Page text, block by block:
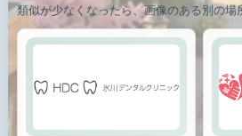
類似が少なくなったら、画像のある別の場